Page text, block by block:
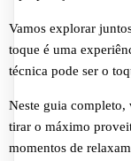
Vamos explorar
toque é uma
técnica pode ser o
Neste guia completo,
tirar o máximo
momentos de